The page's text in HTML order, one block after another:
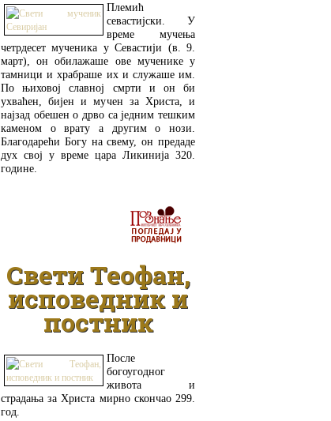
Племић
севастијски. У
време мучења
четрдесет мученика у Севастији (в. 9.
март), он обилажаше ове мученике у
тамници и храбраше их и служаше им.
По њиховој славној смрти и он би
ухваћен, бијен и мучен за Христа, и
најзад обешен о дрво са једним тешким
каменом о врату а другим о нози.
Благодарећи Богу на свему, он предаде
дух свој у време цара Ликинија 320.
године.
Свети Теофан,
исповедник и
постник
После
богоугодног
живота и
страдања за Христа мирно скончао 299.
год.